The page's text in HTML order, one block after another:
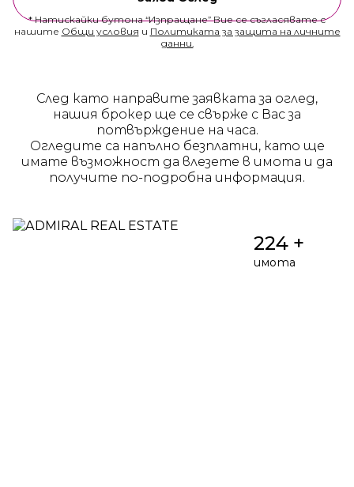
* Натискайки бутона “Изпращане” Вие се съгласявате с
нашите Общи условия и Политиката за защита на личните
данни.
След като направите заявката за оглед,
нашия брокер ще се свърже с Вас за
потвърждение на часа.
Огледите са напълно безплатни, като ще
имате възможност да влезете в имота и да
получите по-подробна информация.
224 +
имота